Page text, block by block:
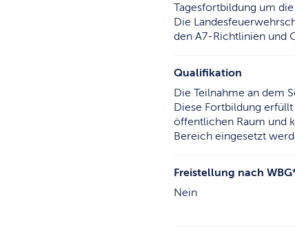
Tagesfortbildung um
Die
den A7-Richtlinien und
Qualifikation
Die Teilnahme an dem
Diese Fortbildung
öffentlichen Raum und
Bereich eingesetzt
Freistellung nach
Nein